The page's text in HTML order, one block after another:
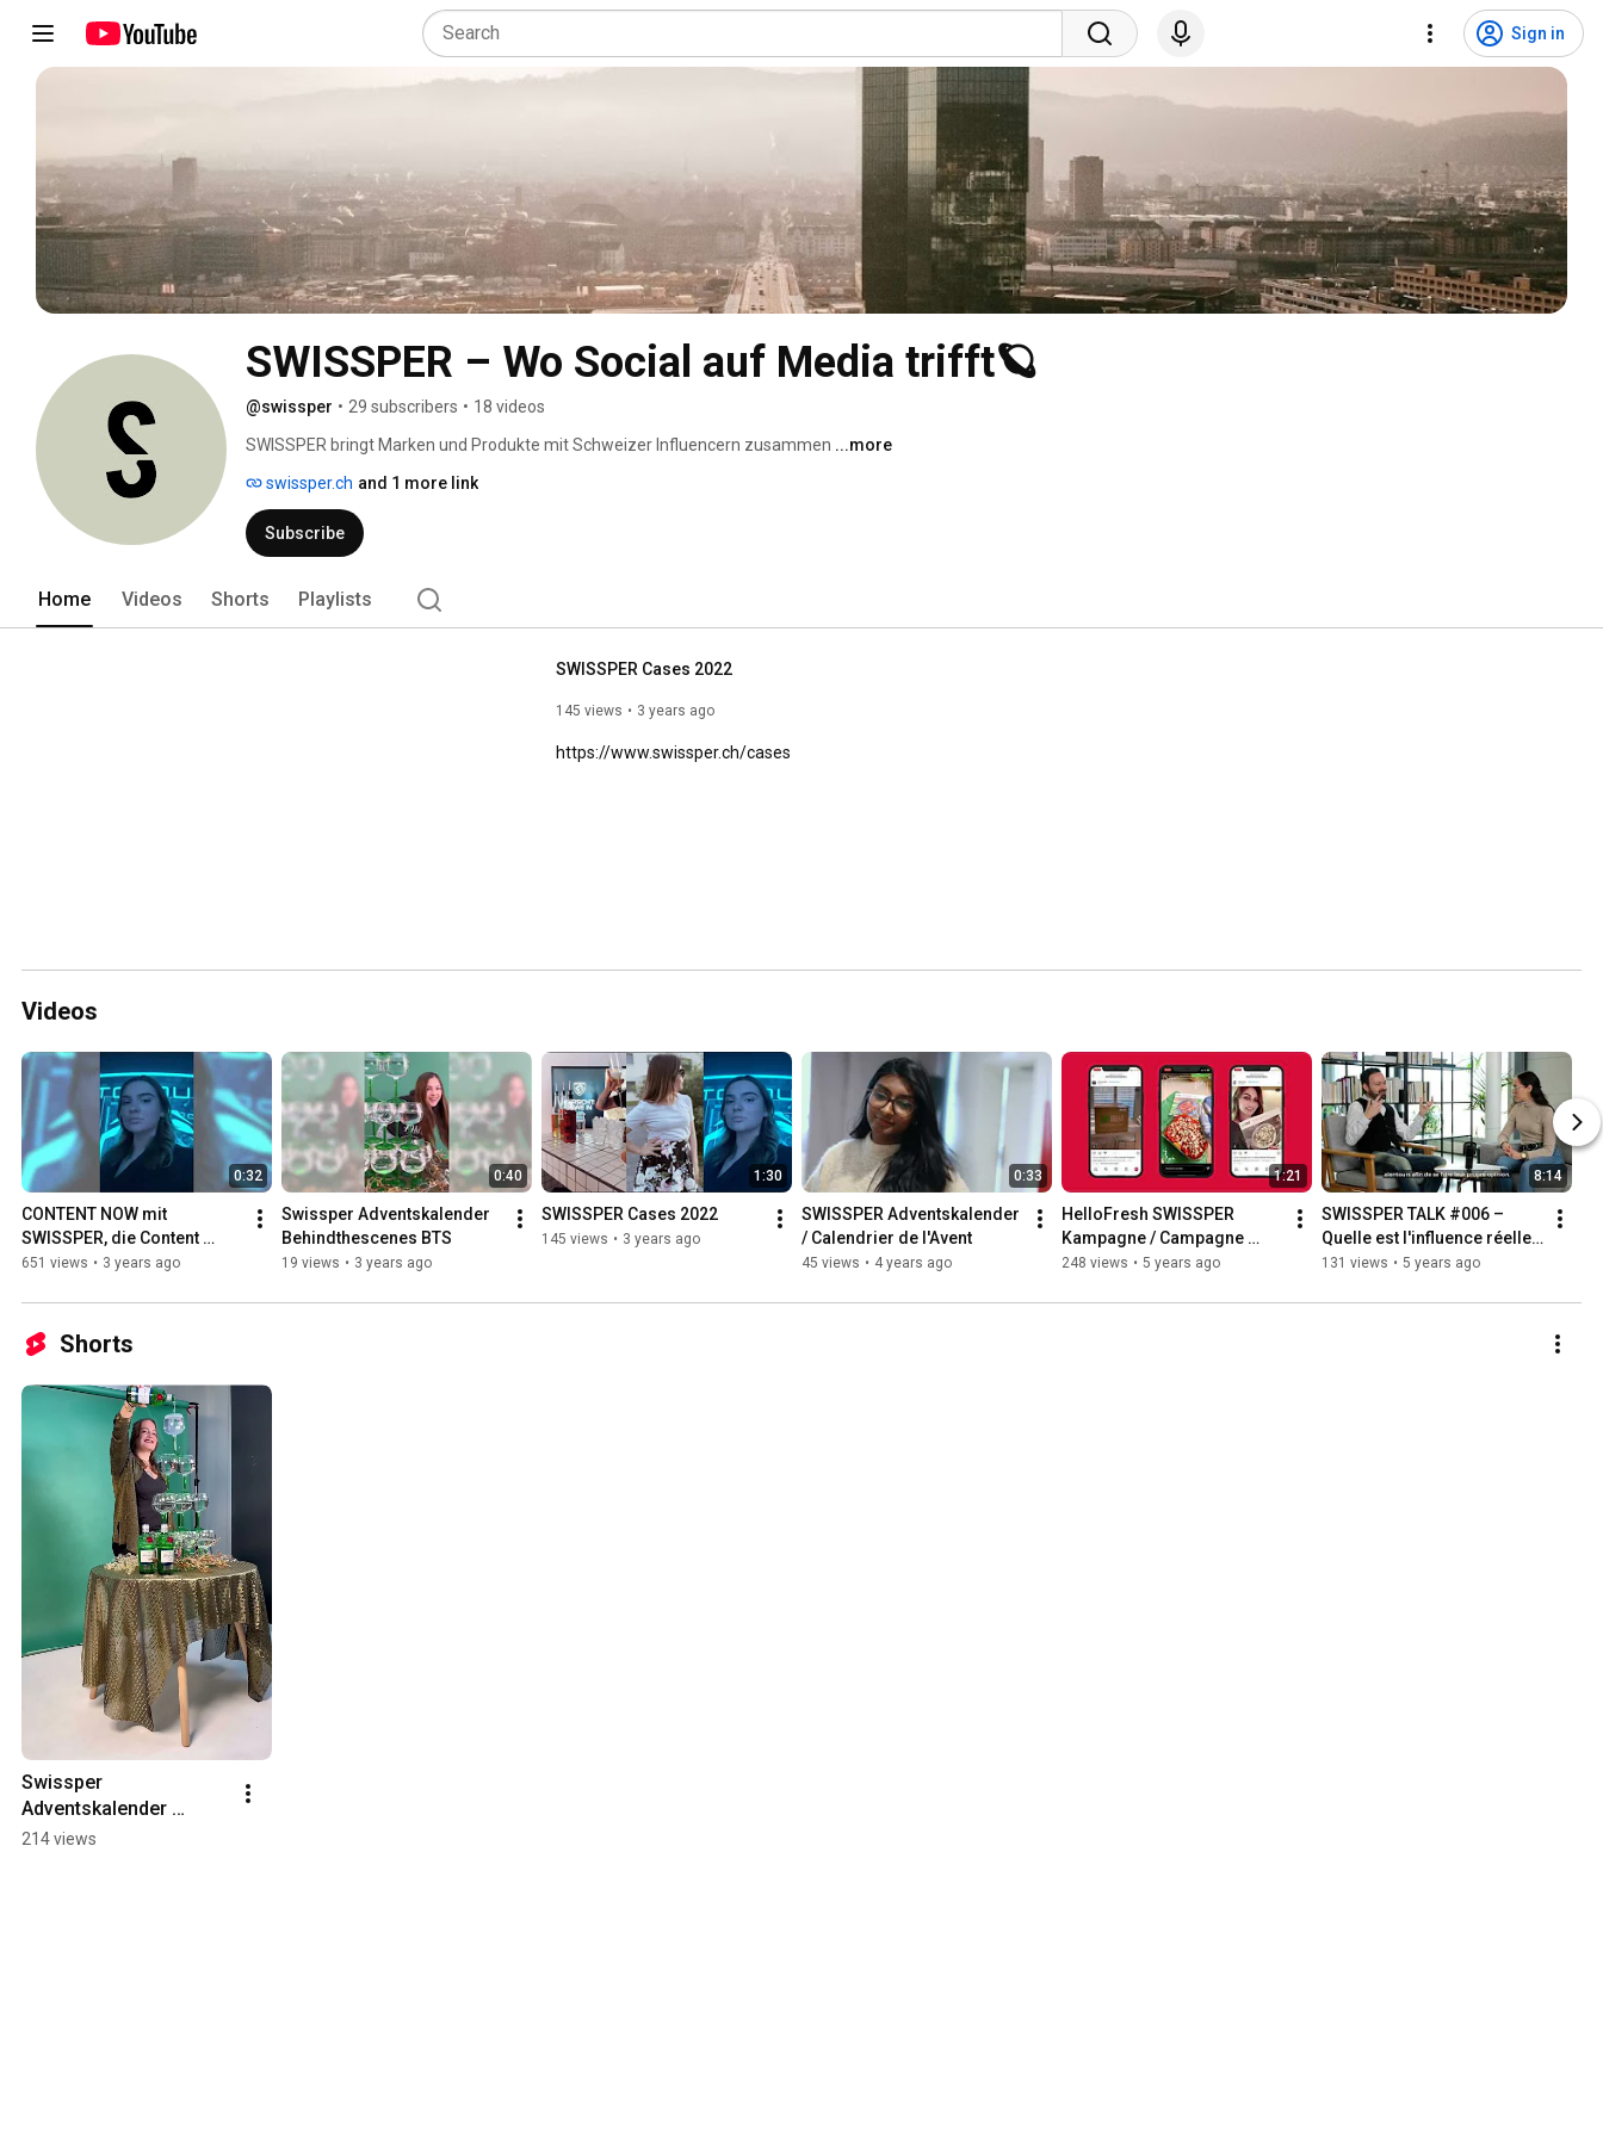
Sign in
SWISSPER – Wo Social auf Media trifft🪐
@swissper • 29 subscribers • 18 videos
SWISSPER bringt Marken und Produkte mit Schweizer Influencern zusammen ...more
swissper.ch and 1 more link
Subscribe
Home Videos Shorts Playlists
SWISSPER Cases 2022
145 views 3 years ago
https://www.swissper.ch/cases
Videos
0:32
CONTENT NOW mit
SWISSPER, die Content
Creator Agentur der
651 views • 3 years ago
0:40
Swissper Adventskalender
Behindthescenes BTS
19 views • 3 years ago
1:30
SWISSPER Cases 2022
145 views • 3 years ago
0:33
SWISSPER Adventskalender
/ Calendrier de l'Avent
45 views • 4 years ago
1:21
HelloFresh SWISSPER
Kampagne / Campagne
HelloFresh / 2021
248 views • 5 years ago
8:14
SWISSPER TALK #006 –
Quelle est l'influence réelle
des influenceurs ?
131 views • 5 years ago
Shorts
Swissper
Adventskalender
Behindthescenes BTS
214 views